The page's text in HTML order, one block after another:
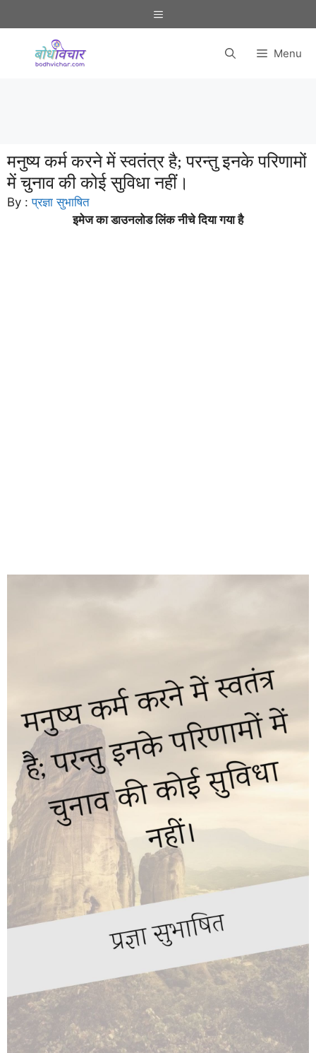
to
Menu
Menu
मनुष्य कर्म करने में स्वतंत्र है; परन्तु इनके परिणामों
में चुनाव की कोई सुविधा नहीं।
By :प्रज्ञा सुभाषित
इमेज का डाउनलोड लिंक नीचे दिया गया है